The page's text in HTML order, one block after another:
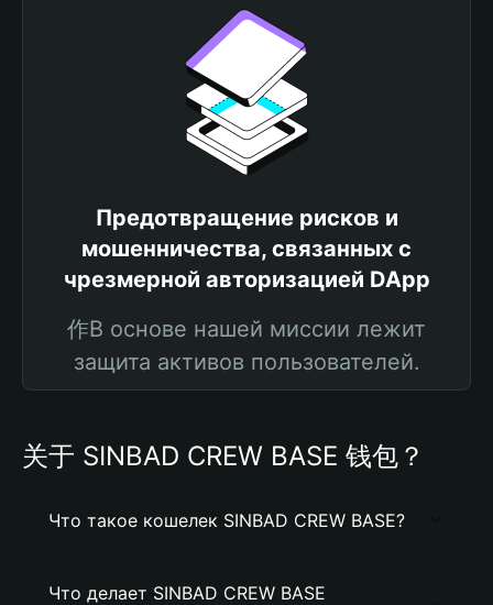
Предотвращение рисков и
мошенничества, связанных с
чрезмерной авторизацией DApp
作В основе нашей миссии лежит
защита активов пользователей.
关于 SINBAD CREW BASE 钱包？
Что такое кошелек SINBAD CREW BASE?
Что делает SINBAD CREW BASE